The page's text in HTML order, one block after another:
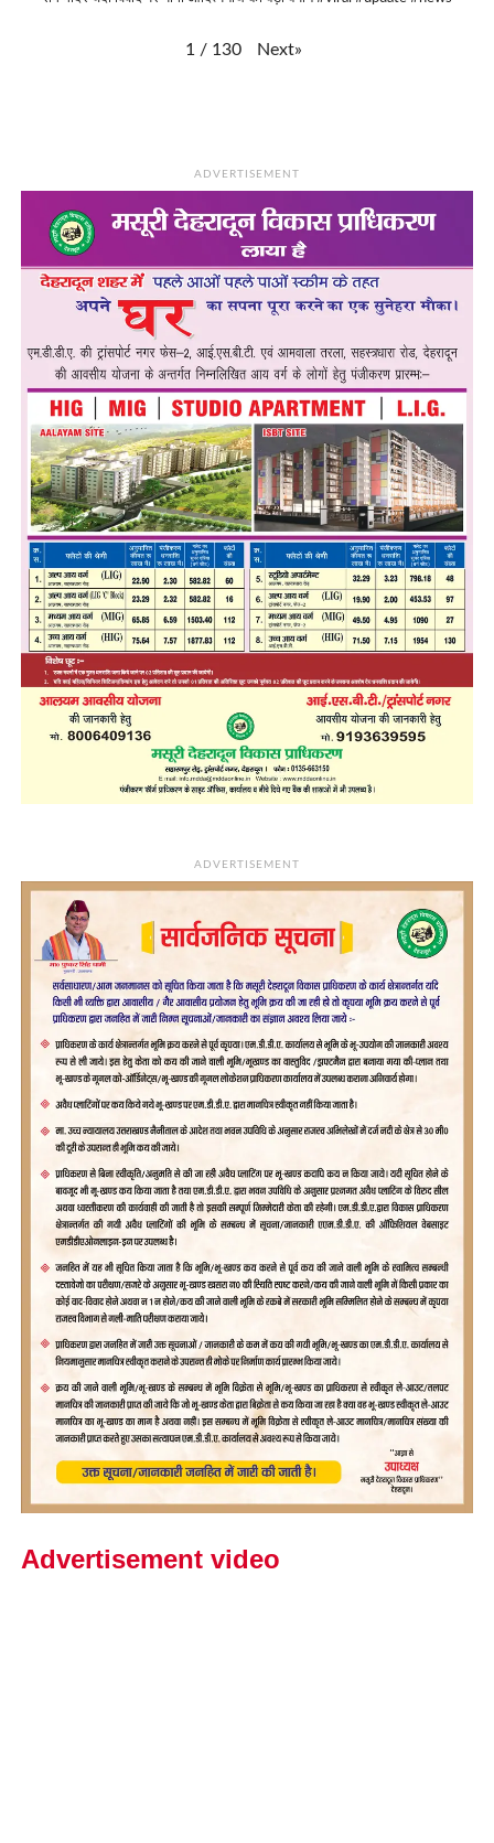
1 / 130 Next»
ADVERTISEMENT
ADVERTISEMENT
Advertisement video